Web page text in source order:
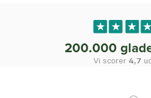
200.000
Vi scorer 4,7